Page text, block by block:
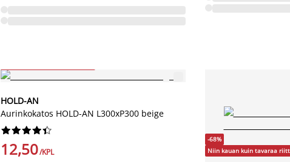
HOLD-AN
Aurinkokatos HOLD-AN L300xP300 beige






12,50/KPL
-68%
Niin kauan kuin tavaraa